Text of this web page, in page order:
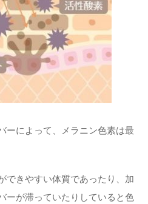
ーによって、メラニン色素は最
できやすい体質であったり、加
ーが滞っていたりしていると色